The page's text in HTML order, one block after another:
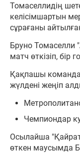
Томаселлидің
келісімшартын
сұрағаны
Бруно Томаселли
матч өткізіп, бір
Қақпашы
жүлдені жеңіп
Чемпиондар
Осылайша
өткен маусымда